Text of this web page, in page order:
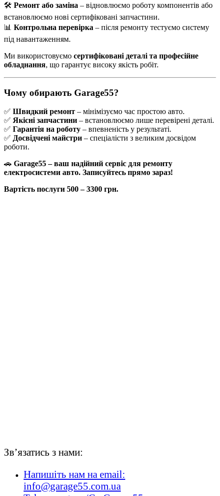
🛠️ Ремонт або заміна – відновлюємо роботу компонентів або
встановлюємо нові сертифіковані запчастини.
📊 Контрольна перевірка – після ремонту тестуємо систему
під навантаженням.
Ми використовуємо сертифіковані деталі та професійне
обладнання, що гарантує високу якість робіт.
Чому обирають Garage55?
✅ Швидкий ремонт – мінімізуємо час простою авто.
✅ Якісні запчастини – встановлюємо лише перевірені деталі.
✅ Гарантія на роботу – впевненість у результаті.
✅ Досвідчені майстри – спеціалісти з великим досвідом
роботи.
🚗 Garage55 – ваш надійний сервіс для ремонту
електросистеми авто. Записуйтесь прямо зараз!
Вартість послуги 500 – 3300 грн.
Зв’язатись з нами:
Напишіть нам на email:
info@garage55.com.ua